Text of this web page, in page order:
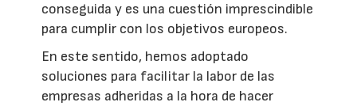
conseguida y es una cuestión imprescindible
para cumplir con los objetivos europeos.
En este sentido, hemos adoptado
soluciones para facilitar la labor de las
empresas adheridas a la hora de hacer